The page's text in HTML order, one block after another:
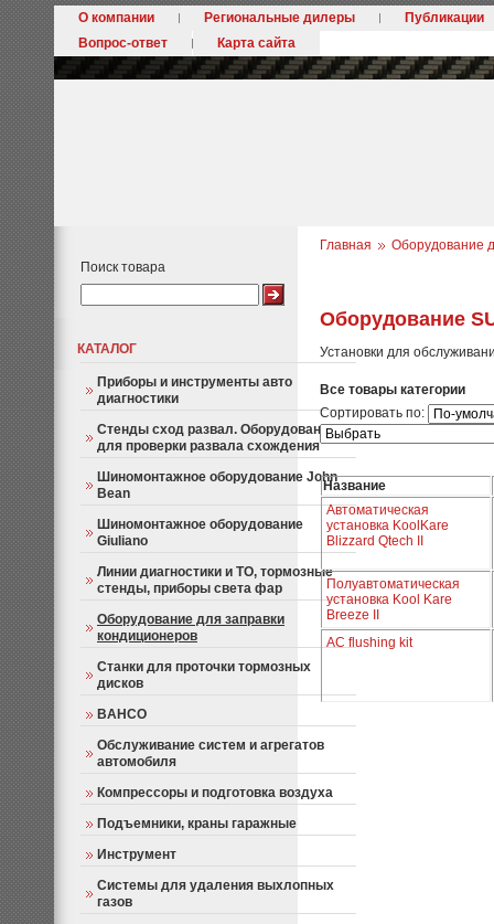
О компании Региональные дилеры
Публикации
Вопрос-ответ
Карта сайта
Поиск товара
КАТАЛОГ
Приборы и инструменты авто
диагностики
Стенды сход развал. Оборудование
для проверки развала схождения
Шиномонтажное оборудование John
Bean
Шиномонтажное оборудование
Giuliano
Линии диагностики и ТО, тормозные
стенды, приборы света фар
Оборудование для заправки
кондиционеров
Станки для проточки тормозных
дисков
BAHCO
Обслуживание систем и агрегатов
автомобиля
Компрессоры и подготовка воздуха
Подъемники, краны гаражные
Инструмент
Системы для удаления выхлопных
газов
Главная Оборудование
Оборудование
Установки для
Все товары категории
Сортировать по:
Название
Автоматическая
установка KoolKare
Blizzard Qtech II
Полуавтоматическая
установка Kool Kare
Breeze II
AC flushing kit